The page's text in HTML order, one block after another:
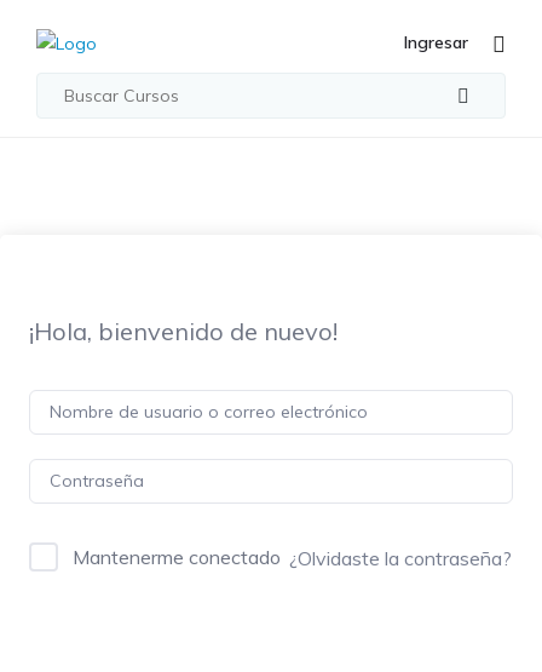
Ingresar
¡Hola, bienvenido de nuevo!
Mantenerme conectado ¿Olvidaste la contraseña?